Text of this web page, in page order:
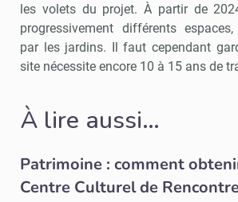
les volets du projet. À partir de
progressivement différents
par les jardins. Il faut cependant
site nécessite encore 10 à 15 ans de
À lire aussi…
Patrimoine : comment
Centre Culturel de